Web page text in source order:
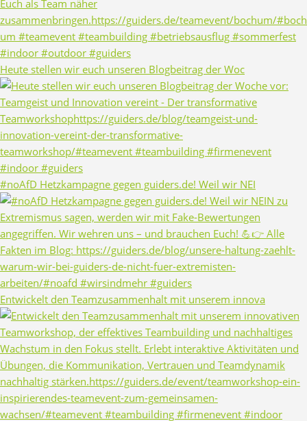
Heute stellen wir euch unseren Blogbeitrag der Woc
#noAfD Hetzkampagne gegen guiders.de! Weil wir NEI
Entwickelt den Teamzusammenhalt mit unserem innova